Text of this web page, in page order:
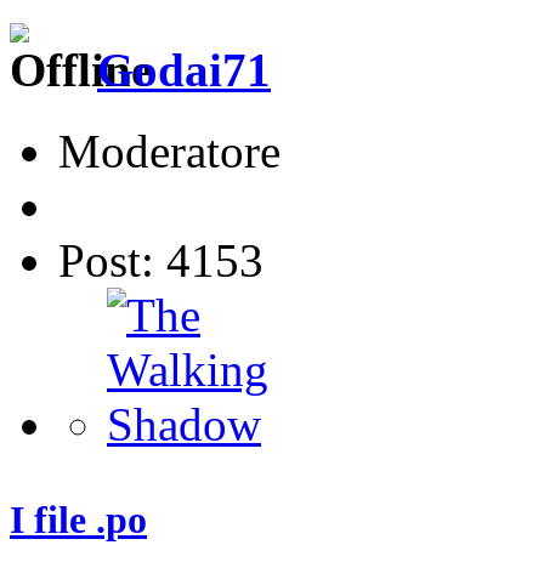
Godai71
Moderatore
Post: 4153
I file .po